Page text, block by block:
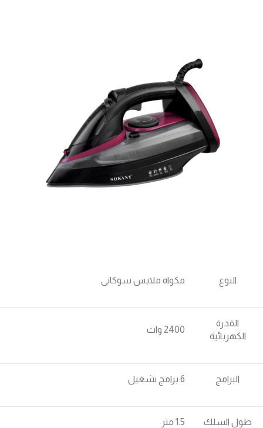
النوع مكواه ملابس سوكانى
القدرة
الكهربائية
2400 وات
البرامج 6 برامج تشغيل
طول السلك 1.5 متر